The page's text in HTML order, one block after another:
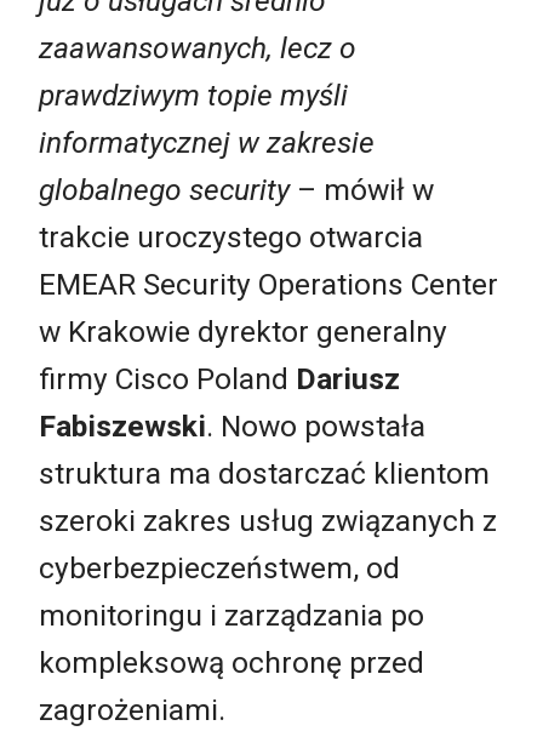
zaawansowanych, lecz o
prawdziwym topie myśli
informatycznej w zakresie
globalnego security– mówił w
trakcie uroczystego otwarcia
EMEAR Security Operations Center
w Krakowie dyrektor generalny
firmy Cisco Poland Dariusz
Fabiszewski. Nowo powstała
struktura ma dostarczać klientom
szeroki zakres usług związanych z
cyberbezpieczeństwem, od
monitoringu i zarządzania po
kompleksową ochronę przed
zagrożeniami.